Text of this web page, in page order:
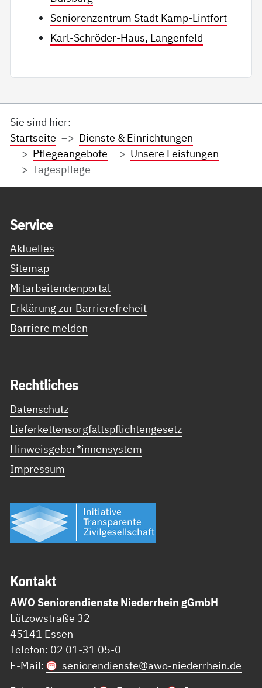
Seniorenzentrum Stadt Kamp-Lintfort
Karl-Schröder-Haus, Langenfeld
Sie sind hier:
Startseite
Dienste & Einrichtungen
Pflegeangebote
Unsere Leistungen
Tagespflege
Ser­vice
Aktuelles
Sitemap
Mitarbeitendenportal
Erklärung zur Barrierefreheit
Barriere melden
Recht­li­ches
Datenschutz
Lieferkettensorgfaltspflichtengesetz
Hinweisgeber*innensystem
Impressum
Kon­takt
AWO Seniorendienste Niederrhein gGmbH
Lützowstraße 32
45141 Essen
Telefon: 02 01-31 05-0
E-Mail:
seniorendienste@awo-niederrhein.de